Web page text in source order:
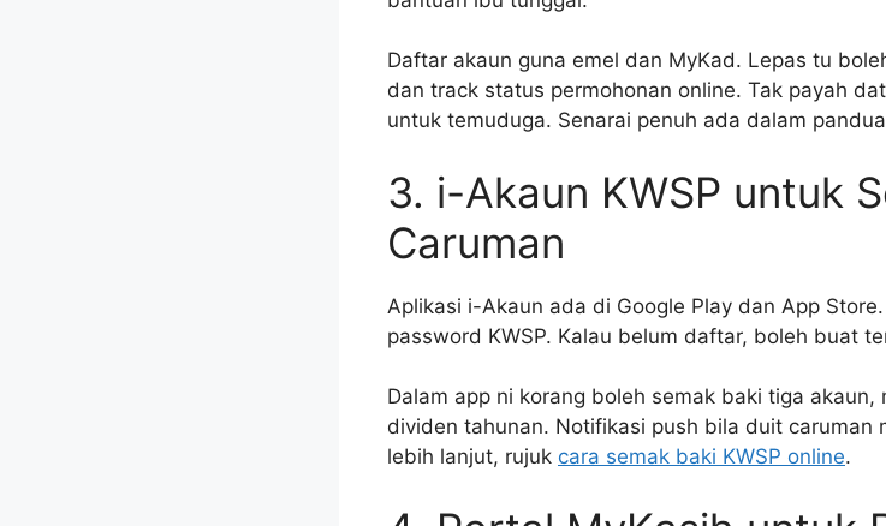
Daftar akaun guna emel dan MyKad. Lepas tu
dan track status permohonan online. Tak payah
untuk temuduga. Senarai penuh ada dalam
3. i-Akaun KWSP untuk
Caruman
Aplikasi i-Akaun ada di Google Play dan App
password KWSP. Kalau belum daftar, boleh buat
Dalam app ni korang boleh semak baki tiga
dividen tahunan. Notifikasi push bila duit caruman
lebih lanjut, rujuk cara semak baki KWSP online.